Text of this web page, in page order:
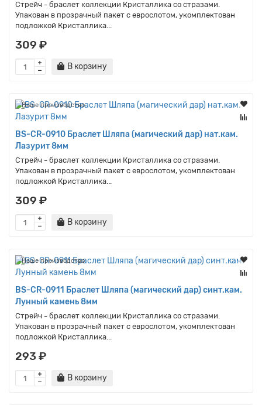
Стрейч - браслет коллекции Кристаллика со стразами.
Упакован в прозрачный пакет с еврослотом, укомплектован
подложкой Кристаллика...
309 ₽
В корзину
Наше производство
BS-CR-0910 Браслет Шляпа (магический дар) нат.кам.
Лазурит 8мм
Стрейч - браслет коллекции Кристаллика со стразами.
Упакован в прозрачный пакет с еврослотом, укомплектован
подложкой Кристаллика...
309 ₽
В корзину
Наше производство
BS-CR-0911 Браслет Шляпа (магический дар) синт.кам.
Лунный камень 8мм
Стрейч - браслет коллекции Кристаллика со стразами.
Упакован в прозрачный пакет с еврослотом, укомплектован
подложкой Кристаллика...
293 ₽
В корзину